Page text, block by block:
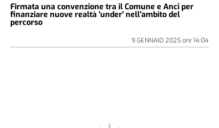
Firmata una convenzione tra il Comune e Anci per
finanziare nuove realtà 'under' nell'ambito del
percorso
9 GENNAIO 2025ore 14:04